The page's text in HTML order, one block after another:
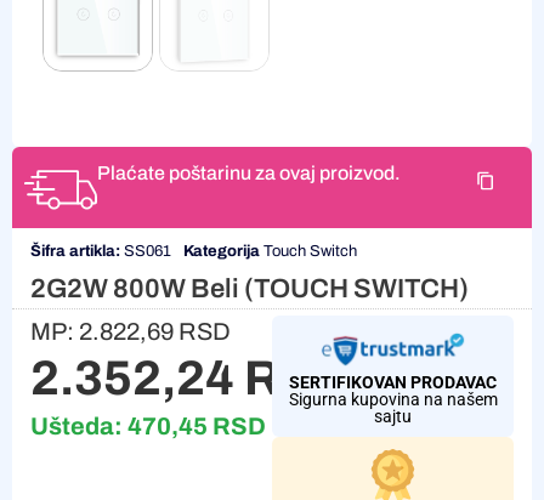
Plaćate poštarinu za ovaj proizvod.
Šifra artikla: SS061 Kategorija Touch Switch
2G2W 800W Beli (TOUCH SWITCH)
MP: 2.822,69 RSD
2.352,24 RSD
Ušteda: 470,45 RSD
SERTIFIKOVAN PRODAVAC
Sigurna kupovina na našem
sajtu